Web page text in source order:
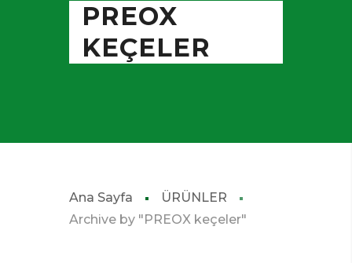
PREOX
KEÇELER
Ana Sayfa
ÜRÜNLER
Archive by "PREOX keçeler"